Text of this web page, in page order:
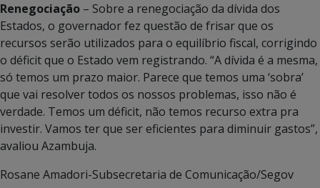
Renegociação – Sobre a renegociação da dívida dos
Estados, o governador fez questão de frisar que os
recursos serão utilizados para o equilíbrio fiscal, corrigindo
o déficit que o Estado vem registrando. “A dívida é a mesma,
só temos um prazo maior. Parece que temos uma ‘sobra’
que vai resolver todos os nossos problemas, isso não é
verdade. Temos um déficit, não temos recurso extra pra
investir. Vamos ter que ser eficientes para diminuir gastos”,
avaliou Azambuja.
Rosane Amadori-Subsecretaria de Comunicação/Segov